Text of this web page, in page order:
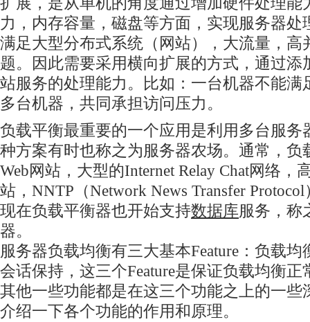
力，内存容量，磁盘等方面，实现服务器处
满足大型分布式系统（网站），大流量，高
题。因此需要采用横向扩展的方式，通过添
站服务的处理能力。比如：一台机器不能满
多台机器，共同承担访问压力。
负载平衡最重要的一个应用是利用多台服务
种方案有时也称之为服务器农场。通常，负
Web网站，大型的Internet Relay Chat网络，
站，NNTP（Network News Transfer
现在负载平衡器也开始支持数据库服务，称
器。
服务器负载均衡有三大基本Feature：负载
会话保持，这三个Feature是保证负载均衡
其他一些功能都是在这三个功能之上的一些
介绍一下各个功能的作用和原理。